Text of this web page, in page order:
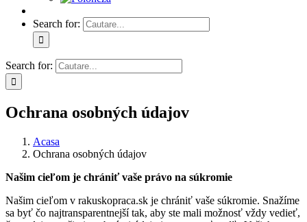
Search for:
Search for:
Ochrana osobných údajov
Acasa
Ochrana osobných údajov
Našim cieľom je chrániť vaše právo na súkromie
Našim cieľom v rakuskopraca.sk je chrániť vaše súkromie. Snažíme
sa byť čo najtransparentnejší tak, aby ste mali možnosť vždy vedieť,